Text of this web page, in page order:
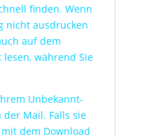
finden. Wenn
nicht ausdrucken
auf dem
während Sie
Unbekannt-
Mail. Falls sie
dem Download